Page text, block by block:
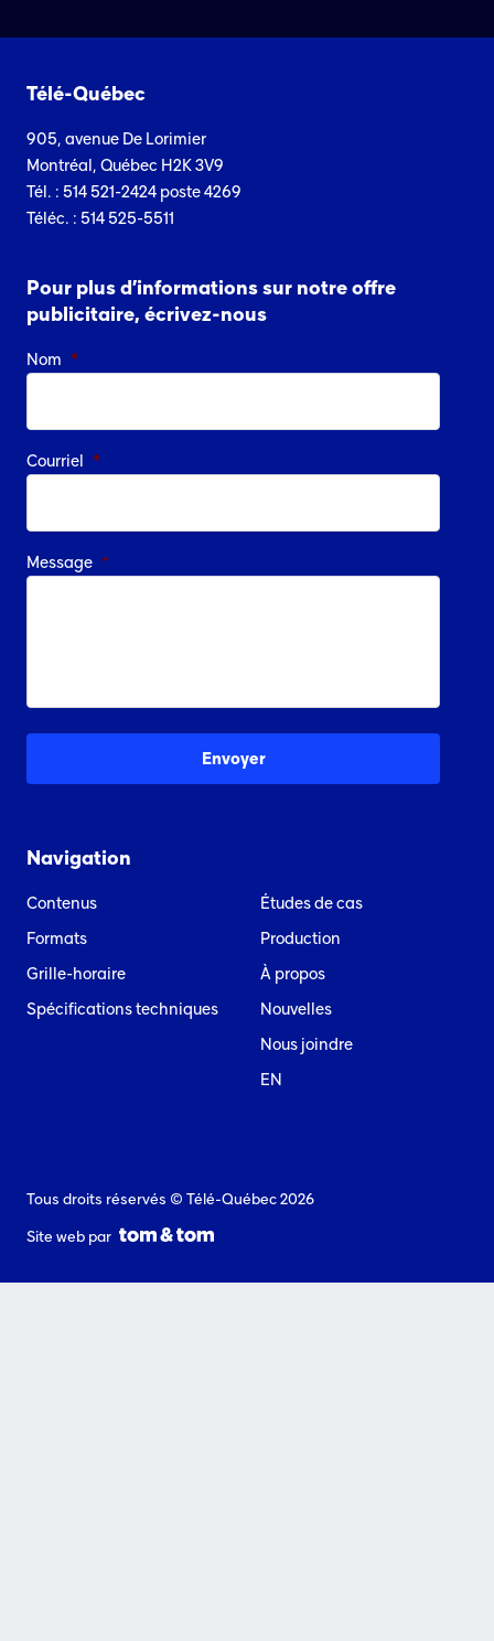
Télé-Québec
905, avenue De Lorimier
Montréal, Québec H2K 3V9
Tél. : 514 521-2424 poste 4269
Téléc. : 514 525-5511
Pour plus d’informations sur notre offre
publicitaire, écrivez-nous
Nom *
Courriel *
Message *
Navigation
Contenus
Formats
Grille-horaire
Spécifications techniques
Études de cas
Production
À propos
Nouvelles
Nous joindre
EN
Tous droits réservés © Télé-Québec 2026
Site web par